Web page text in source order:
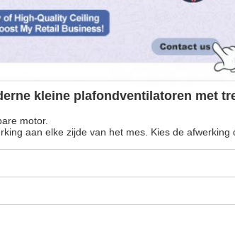
kleine plafondventilatoren met
motor.
aan elke zijde van het mes. Kies de